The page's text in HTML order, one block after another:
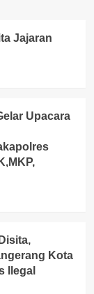
Jajaran
Upacara
Kota
Ilegal